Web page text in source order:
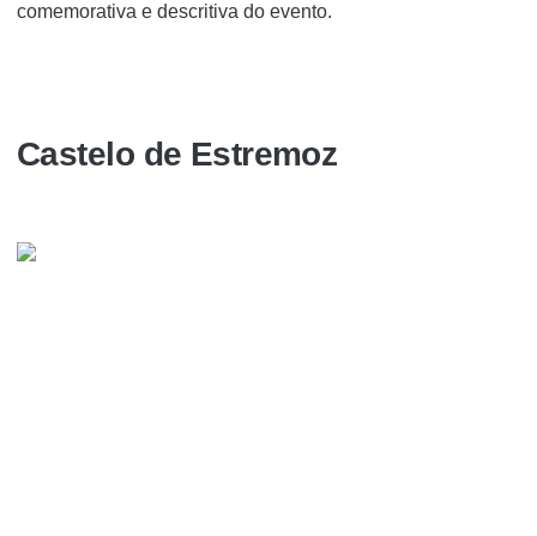
comemorativa e descritiva do evento.
Castelo de Estremoz